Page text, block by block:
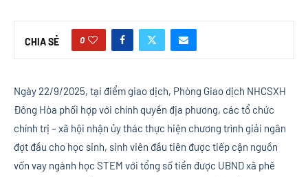
CHIA SẺ 0
Ngày 22/9/2025, tại điểm giao dịch, Phòng Giao dịch NHCSXH
Đông Hòa phối hợp với chính quyền địa phương, các tổ chức
chính trị – xã hội nhận ủy thác thực hiện chương trình giải ngân
đợt đầu cho học sinh, sinh viên đầu tiên được tiếp cận nguồn
vốn vay ngành học STEM với tổng số tiền được UBND xã phê